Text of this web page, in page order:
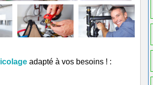
adapté à vos besoins ! :